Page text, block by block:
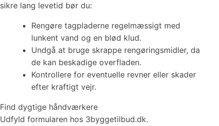
sikre lang levetid bør du:
Rengøre tagpladerne regelmæssigt med
lunkent vand og en blød klud.
Undgå at bruge skrappe rengøringsmidler, da
de kan beskadige overfladen.
Kontrollere for eventuelle revner eller skader
efter kraftigt vejr.
Find dygtige håndværkere
Udfyld formularen hos 3byggetilbud.dk.